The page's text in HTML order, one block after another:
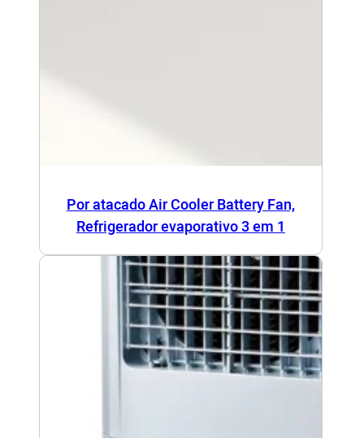
Por atacado Air Cooler Battery Fan,
Refrigerador evaporativo 3 em 1